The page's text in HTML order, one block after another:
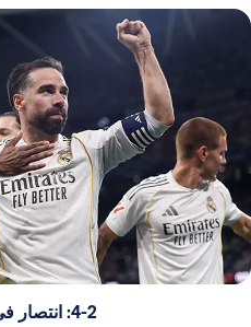
4-2: انتصار في البرنابيو في وداع كارفاخال وألابا